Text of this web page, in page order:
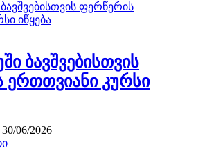
ბავშვებისთვის
ერთთვიანი კურსი
30/06/2026